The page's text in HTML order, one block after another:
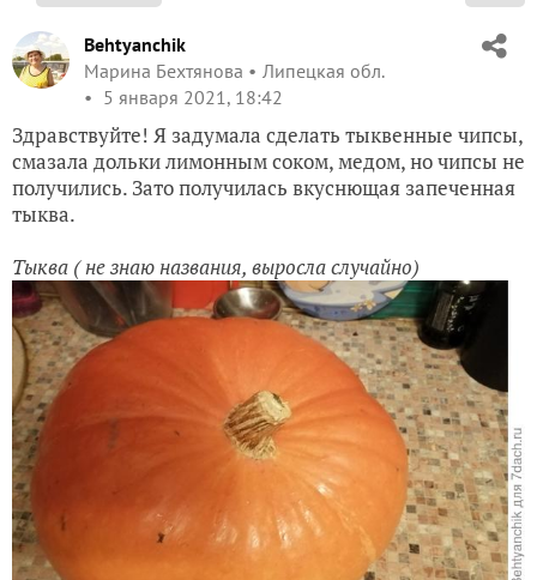
Behtyanchik
Марина Бехтянова
Липецкая обл.
5 января 2021, 18:42
Здравствуйте! Я задумала сделать тыквенные чипсы,
смазала дольки лимонным соком, медом, но чипсы не
получились. Зато получилась вкуснющая запеченная
тыква.
Тыква ( не знаю названия, выросла случайно)